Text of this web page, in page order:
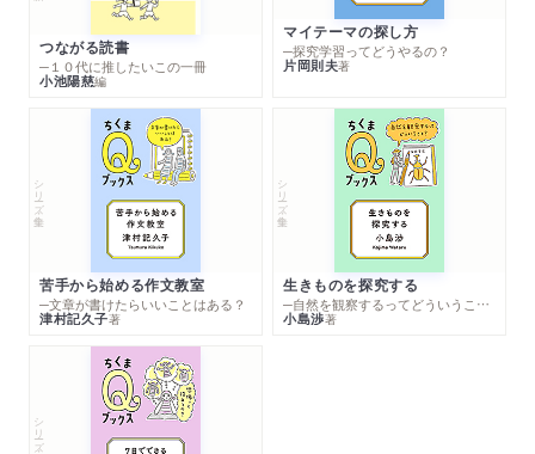
つながる読書
─１０代に推したいこの一冊
小池陽慈編
マイテーマの探し方
─探究学習ってどうやるの？
片岡則夫著
シリーズ・全集
苦手から始める作文教室
─文章が書けたらいいことはある？
津村記久子著
シリーズ・全集
生きものを探究する
─自然を観察するってどういうこと？
小島渉著
シリーズ・全集